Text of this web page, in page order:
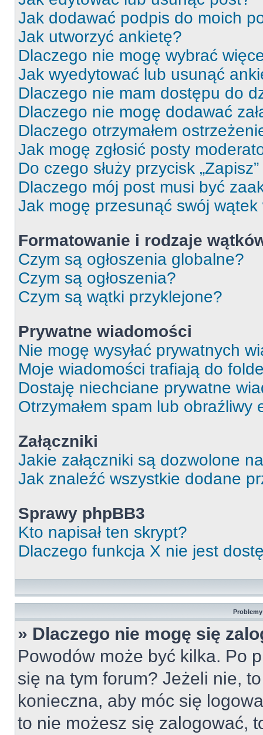
Jak dodawać podpis do moich
Jak utworzyć ankietę?
Dlaczego nie mogę wybrać
Jak wyedytować lub usunąć
Dlaczego nie mam dostępu do
Dlaczego nie mogę dodawać
Dlaczego otrzymałem
Jak mogę zgłosić posty
Do czego służy przycisk
Dlaczego mój post musi być
Jak mogę przesunąć swój wątek
Formatowanie i rodzaje
Czym są ogłoszenia globalne?
Czym są ogłoszenia?
Czym są wątki przyklejone?
Prywatne wiadomości
Nie mogę wysyłać prywatnych
Moje wiadomości trafiają do
Dostaję niechciane prywatne
Otrzymałem spam lub
Załączniki
Jakie załączniki są dozwolone
Jak znaleźć wszystkie dodane
Sprawy phpBB3
Kto napisał ten skrypt?
Dlaczego funkcja X nie jest
» Dlaczego nie mogę się
Powodów może być kilka. Po
się na tym forum? Jeżeli nie,
konieczna, aby móc się
to nie możesz się zalogować,